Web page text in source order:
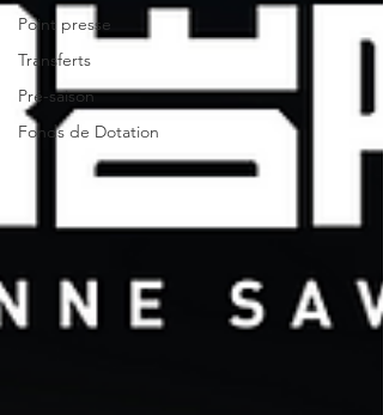
Point presse
Transferts
Pré-saison
Fonds de Dotation